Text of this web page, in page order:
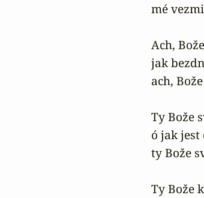
mé
Ach,
jak
ach,
Ty Bože
ó jak
ty Bože
Ty Bože